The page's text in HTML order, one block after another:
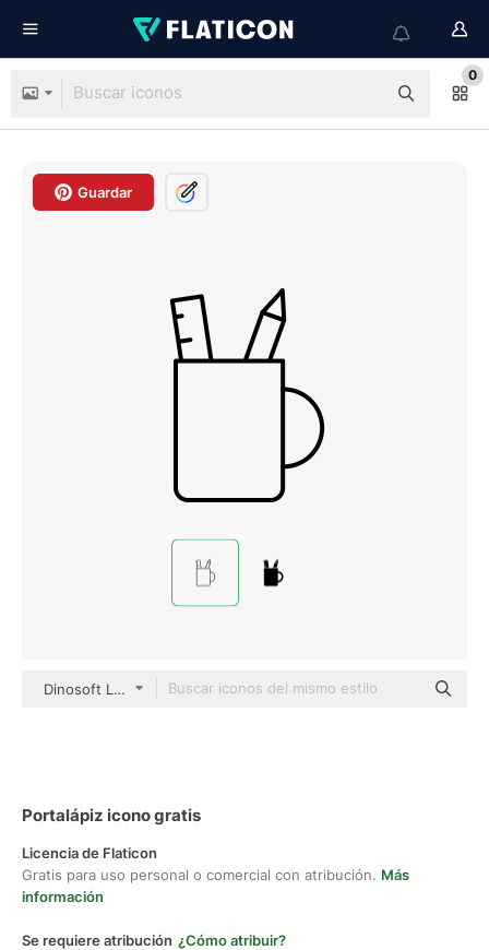
0
Guardar
Dinosoft Lineal
Portalápiz icono gratis
Licencia de Flaticon
Gratis para uso personal o comercial con atribución. Más
información
Se requiere atribución ¿Cómo atribuir?